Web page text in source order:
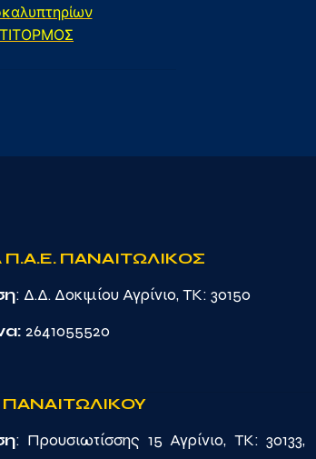
Π.Α.Ε. ΠΑΝΑΙΤΩΛΙΚΟΣ
: Δ.Δ. Δοκιμίου Αγρίνιο, TK: 30150
2641055520
: Προυσιωτίσσης 15 Αγρίνιο, TK: 30133,